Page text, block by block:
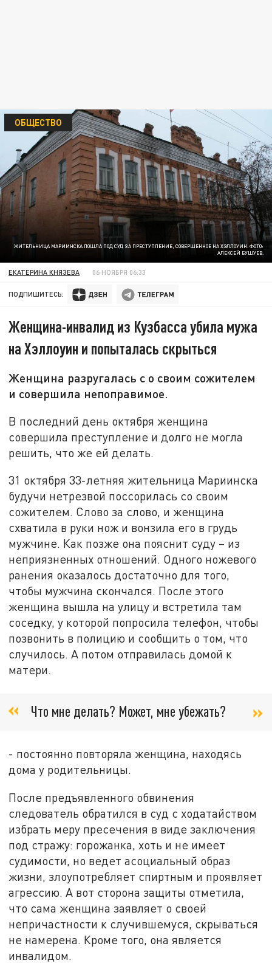
ЖИТЕЛЬНИЦА МАРИИНСКА ПОШЛА ПОД СУД ЗА ПРЕСТУПЛЕНИЕ, СОВЕРШЕННОЕ НА ХЭЛЛОУИН. ФОТО:
АЛЕКСЕЙ БУШУЕВ.
ОБЩЕСТВО
ЕКАТЕРИНА КНЯЗЕВА 06 НОЯБРЯ 06:33
ПОДПИШИТЕСЬ:
Женщина-инвалид из Кузбасса убила мужа
на Хэллоуин и попыталась скрыться
Женщина разругалась с о своим сожителем
и совершила непоправимое.
В последний день октября женщина
совершила преступление и долго не могла
решить, что же ей делать.
31 октября 33-летняя жительница Мариинска
будучи нетрезвой поссорилась со своим
сожителем. Слово за слово, и женщина
схватила в руки нож и вонзила его в грудь
мужчине. Как позже она пояснит суду – из
неприязненных отношений. Одного ножевого
ранения оказалось достаточно для того,
чтобы мужчина скончался. После этого
женщина вышла на улицу и встретила там
соседку, у которой попросила телефон, чтобы
позвонить в полицию и сообщить о том, что
случилось. А потом отправилась домой к
матери.
Что мне делать? Может, мне убежать?
- постоянно повторяла женщина, находясь
дома у родительницы.
После предъявленного обвинения
следователь обратился в суд с ходатайством
избрать меру пресечения в виде заключения
под стражу: горожанка, хоть и не имеет
судимости, но ведет асоциальный образ
жизни, злоупотребляет спиртным и проявляет
агрессию. А вот сторона защиты отметила,
что сама женщина заявляет о своей
непричастности к случившемуся, скрываться
не намерена. Кроме того, она является
инвалидом.